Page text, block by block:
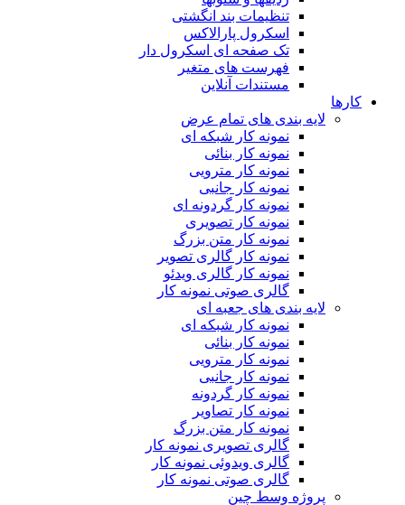
تنظیمات بند انگشتی
اسکرول پارالاکس
تک صفحه ای اسکرول دار
فهرست های متغیر
مستندات آنلاین
کارها
لایه بندی های تمام عرض
نمونه کار شبکه ای
نمونه کار بنائی
نمونه کار مترویی
نمونه کار جانبی
نمونه کار گردونه ای
نمونه کار تصویری
نمونه کار متن بزرگ
نمونه کار گالری تصویر
نمونه کار گالری ویدئو
گالری صوتی نمونه کار
لایه بندی های جعبه ای
نمونه کار شبکه ای
نمونه کار بنائی
نمونه کار مترویی
نمونه کار جانبی
نمونه کار گردونه
نمونه کار تصاویر
نمونه کار متن بزرگ
گالری تصویری نمونه کار
گالری ویدوئی نمونه کار
گالری صوتی نمونه کار
پروژه وسط چین